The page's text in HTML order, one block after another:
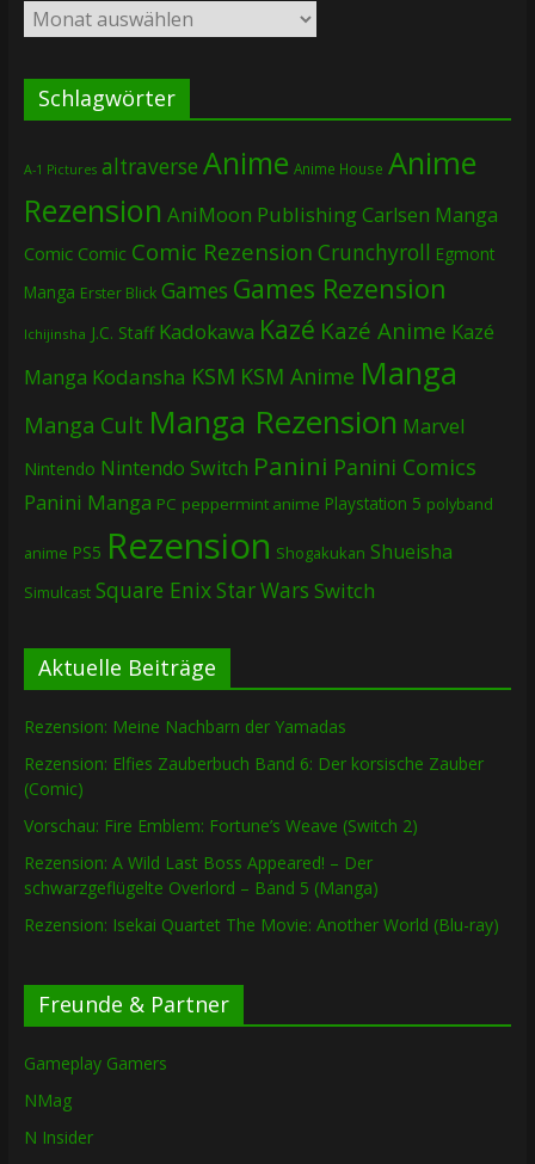
Archiv
Schlagwörter
A-1 Pictures altraverse Anime Anime House Anime
Rezension AniMoon PublishingCarlsen Manga
Comic Comic Comic Rezension Crunchyroll Egmont
Manga Erster Blick Games Games Rezension
Ichijinsha J.C. Staff Kadokawa Kazé Kazé Anime Kazé
Manga Kodansha KSM KSM Anime Manga
Manga Cult Manga Rezension Marvel
Nintendo Nintendo Switch Panini Panini Comics
Panini Manga PC peppermint anime Playstation 5 polyband
anime PS5 Rezension Shogakukan Shueisha
Simulcast Square EnixStar Wars Switch
Aktuelle Beiträge
Rezension: Meine Nachbarn der Yamadas
Rezension: Elfies Zauberbuch Band 6: Der korsische Zauber
(Comic)
Vorschau: Fire Emblem: Fortune’s Weave (Switch 2)
Rezension: A Wild Last Boss Appeared! – Der
schwarzgeflügelte Overlord – Band 5 (Manga)
Rezension: Isekai Quartet The Movie: Another World (Blu-ray)
Freunde & Partner
Gameplay Gamers
NMag
N Insider